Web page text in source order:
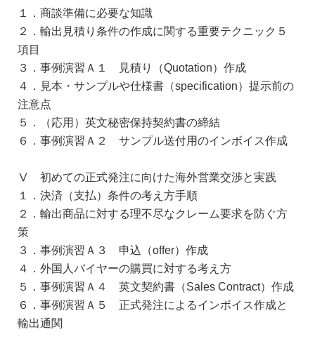
１．商談準備に必要な知識
２．輸出見積り条件の作成に関する重要テクニック５
項目
３．事例演習Ａ１ 見積り（Quotation）作成
４．見本・サンプルや仕様書（specification）提示前の
注意点
５．（応用）英文秘密保持契約書の締結
６．事例演習Ａ２ サンプル送付用のインボイス作成
Ⅴ 初めての正式発注に向けた海外営業交渉と実践
１．決済（支払）条件の考え方手順
２．輸出商品に対する理不尽なクレーム要求を防ぐ方
策
３．事例演習Ａ３ 申込（offer）作成
４．外国人バイヤーの購買に対する考え方
５．事例演習Ａ４ 英文契約書（Sales Contract）作成
６．事例演習Ａ５ 正式発注によるインボイス作成と
輸出通関